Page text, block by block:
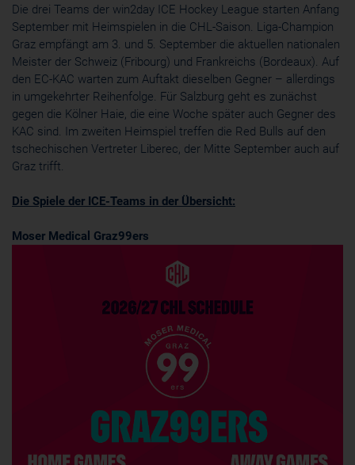
Die drei Teams der win2day ICE Hockey League starten Anfang
September mit Heimspielen in die CHL-Saison. Liga-Champion
Graz empfängt am 3. und 5. September die aktuellen nationalen
Meister der Schweiz (Fribourg) und Frankreichs (Bordeaux). Auf
den EC-KAC warten zum Auftakt dieselben Gegner – allerdings
in umgekehrter Reihenfolge. Für Salzburg geht es zunächst
gegen die Kölner Haie, die eine Woche später auch Gegner des
KAC sind. Im zweiten Heimspiel treffen die Red Bulls auf den
tschechischen Vertreter Liberec, der Mitte September auch auf
Graz trifft.
Die Spiele der ICE-Teams in der Übersicht:
Moser Medical Graz99ers